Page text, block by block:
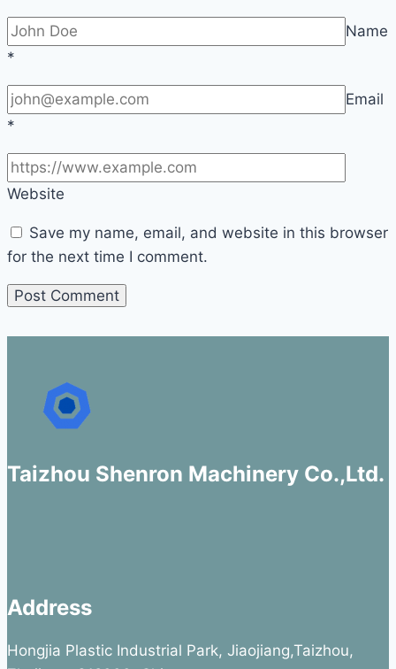
Name
*
Email
*
Website
Save my name, email, and website in this browser
for the next time I comment.
Taizhou Shenron Machinery Co.,Ltd.
Address
Hongjia Plastic Industrial Park, Jiaojiang,Taizhou,